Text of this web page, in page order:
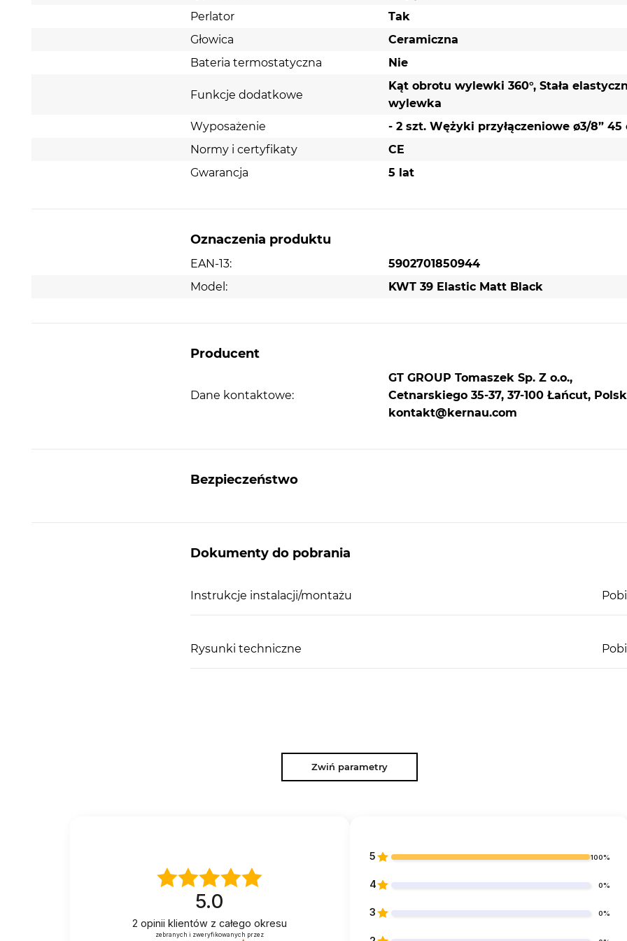
Perlator
Tak
Głowica
Ceramiczna
Bateria termostatyczna
Nie
Funkcje dodatkowe
Kąt obrotu wylewki 360°, Stała
wylewka
Wyposażenie
- 2 szt. Wężyki przyłączeniowe ø3/8” 45
Normy i certyfikaty
CE
Gwarancja
5 lat
Oznaczenia produktu
EAN-13:
5902701850944
Model:
KWT 39 Elastic Matt Black
Producent
Dane kontaktowe:
GT GROUP Tomaszek Sp. Z o.o.,
Cetnarskiego 35-37, 37-100 Łańcut,
kontakt@kernau.com
Bezpieczeństwo
Dokumenty do pobrania
Instrukcje instalacji/montażu
Rysunki techniczne
Zwiń parametry
5.0
2 opinii klientów z całego okresu
zebranych i zweryfikowanych przez
5 100%
4 0%
3 0%